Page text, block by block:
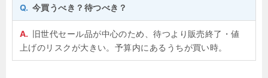
今買うべき？待つべき？
旧世代セール品が中心のため、待つより販売終了・値
上げのリスクが大きい。予算内にあるうちが買い時。